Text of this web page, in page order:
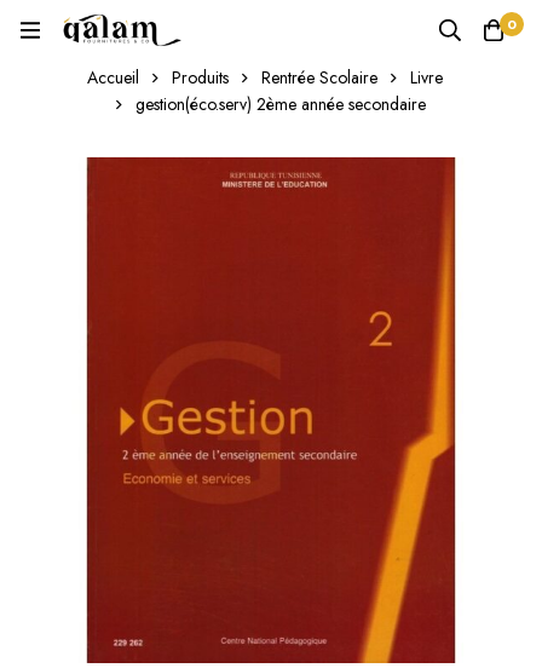
0
Accueil Produits Rentrée Scolaire
Livre
gestion(éco.serv) 2ème année secondaire